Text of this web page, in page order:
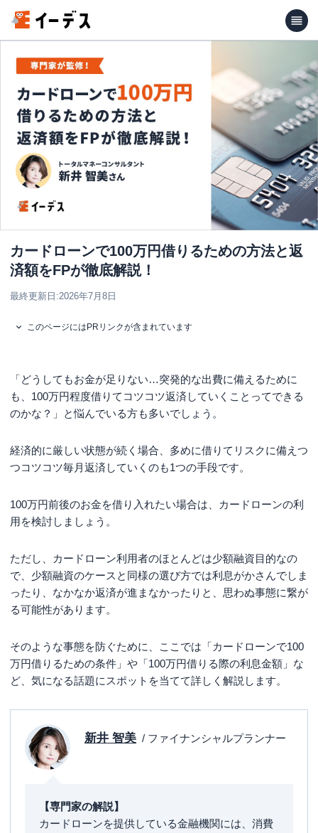
カードローンで100万円借りるための方法と返
済額をFPが徹底解説！
最終更新日:2026年7月8日
このページにはPRリンクが含まれています
「どうしてもお金が足りない…突発的な出費に備えるために
も、100万円程度借りてコツコツ返済していくことってできる
のかな？」と悩んでいる方も多いでしょう。
経済的に厳しい状態が続く場合、多めに借りてリスクに備えつ
つコツコツ毎月返済していくのも1つの手段です。
100万円前後のお金を借り入れたい場合は、カードローンの利
用を検討しましょう。
ただし、カードローン利用者のほとんどは少額融資目的なの
で、少額融資のケースと同様の選び方では利息がかさんでしま
ったり、なかなか返済が進まなかったりと、思わぬ事態に繋が
る可能性があります。
そのような事態を防ぐために、ここでは「カードローンで100
万円借りるための条件」や「100万円借りる際の利息金額」な
ど、気になる話題にスポットを当てて詳しく解説します。
新井 智美 / ファイナンシャルプランナー
【専門家の解説】
カードローンを提供している金融機関には、消費